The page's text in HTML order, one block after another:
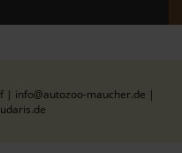
| info@autozoo-maucher.de |